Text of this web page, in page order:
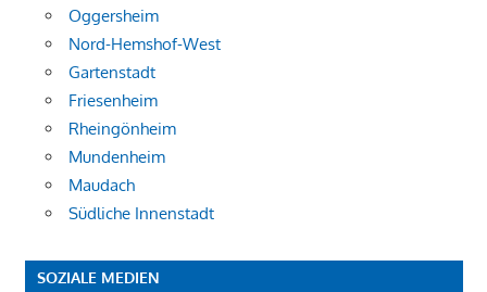
Oggersheim
Nord-Hemshof-West
Gartenstadt
Friesenheim
Rheingönheim
Mundenheim
Maudach
Südliche Innenstadt
SOZIALE MEDIEN